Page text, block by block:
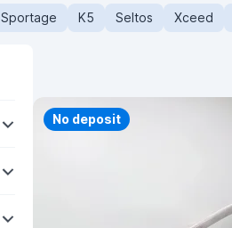
Sportage K5 Seltos Xceed
Priority
No deposit